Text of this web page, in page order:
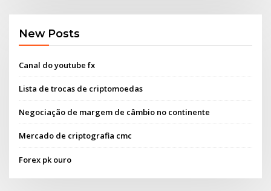
New Posts
Canal do youtube fx
Lista de trocas de criptomoedas
Negociação de margem de câmbio no continente
Mercado de criptografia cmc
Forex pk ouro